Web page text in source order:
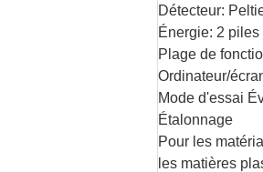
Détecteur:
Énergie: 2
Plage de
Ordinateur/
Mode d'essai
Étalonnage
Pour les
les matières